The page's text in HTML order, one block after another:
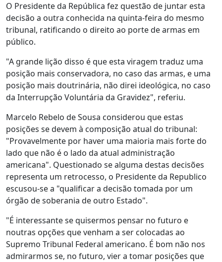
O Presidente da República fez questão de juntar esta
decisão a outra conhecida na quinta-feira do mesmo
tribunal, ratificando o direito ao porte de armas em
público.
"A grande lição disso é que esta viragem traduz uma
posição mais conservadora, no caso das armas, e uma
posição mais doutrinária, não direi ideológica, no caso
da Interrupção Voluntária da Gravidez", referiu.
Marcelo Rebelo de Sousa considerou que estas
posições se devem à composição atual do tribunal:
"Provavelmente por haver uma maioria mais forte do
lado que não é o lado da atual administração
americana". Questionado se alguma destas decisões
representa um retrocesso, o Presidente da Republico
escusou-se a "qualificar a decisão tomada por um
órgão de soberania de outro Estado".
"É interessante se quisermos pensar no futuro e
noutras opções que venham a ser colocadas ao
Supremo Tribunal Federal americano. É bom não nos
admirarmos se, no futuro, vier a tomar posições que